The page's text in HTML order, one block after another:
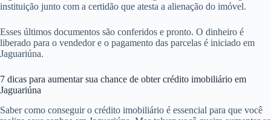
instituição junto com a certidão que atesta a alienação do imóvel.
Esses últimos documentos são conferidos e pronto. O dinheiro é
liberado para o vendedor e o pagamento das parcelas é iniciado em
Jaguariúna.
7 dicas para aumentar sua chance de obter crédito imobiliário em
Jaguariúna
Saber como conseguir o crédito imobiliário é essencial para que você